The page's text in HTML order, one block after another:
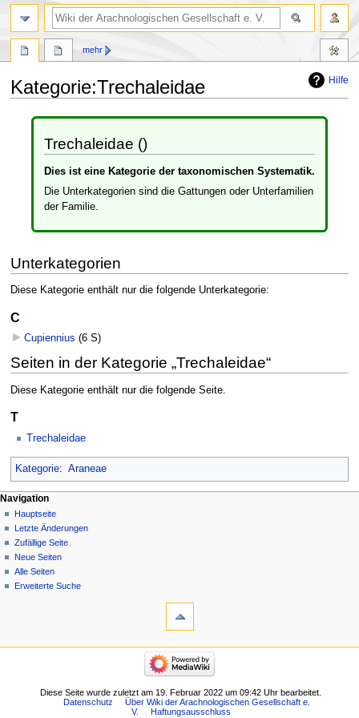
Hilfe
Kategorie:Trechaleidae
springen
springenTrechaleidae ()
Dies ist eine Kategorie der taxonomischen Systematik.
Die Unterkategorien sind die Gattungen oder Unterfamilien
der Familie.
Unterkategorien
Diese Kategorie enthält nur die folgende Unterkategorie:
C
Cupiennius (6 S)
Seiten in der Kategorie „Trechaleidae“
Diese Kategorie enthält nur die folgende Seite.
T
Trechaleidae
Kategorie: Araneae
mehr
Navigation
Hauptseite
Letzte Änderungen
Zufällige Seite
Neue Seiten
Alle Seiten
Erweiterte Suche
Diese Seite wurde zuletzt am 19. Februar 2022 um 09:42 Uhr bearbeitet.
Datenschutz
Über Wiki der Arachnologischen Gesellschaft e.
V.
Haftungsausschluss